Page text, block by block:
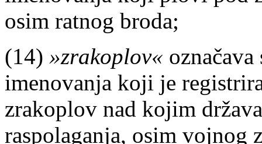
osim ratnog broda;
(14) »zrakoplov«
imenovanja koji je
zrakoplov nad kojim
raspolaganja, osim vojnog